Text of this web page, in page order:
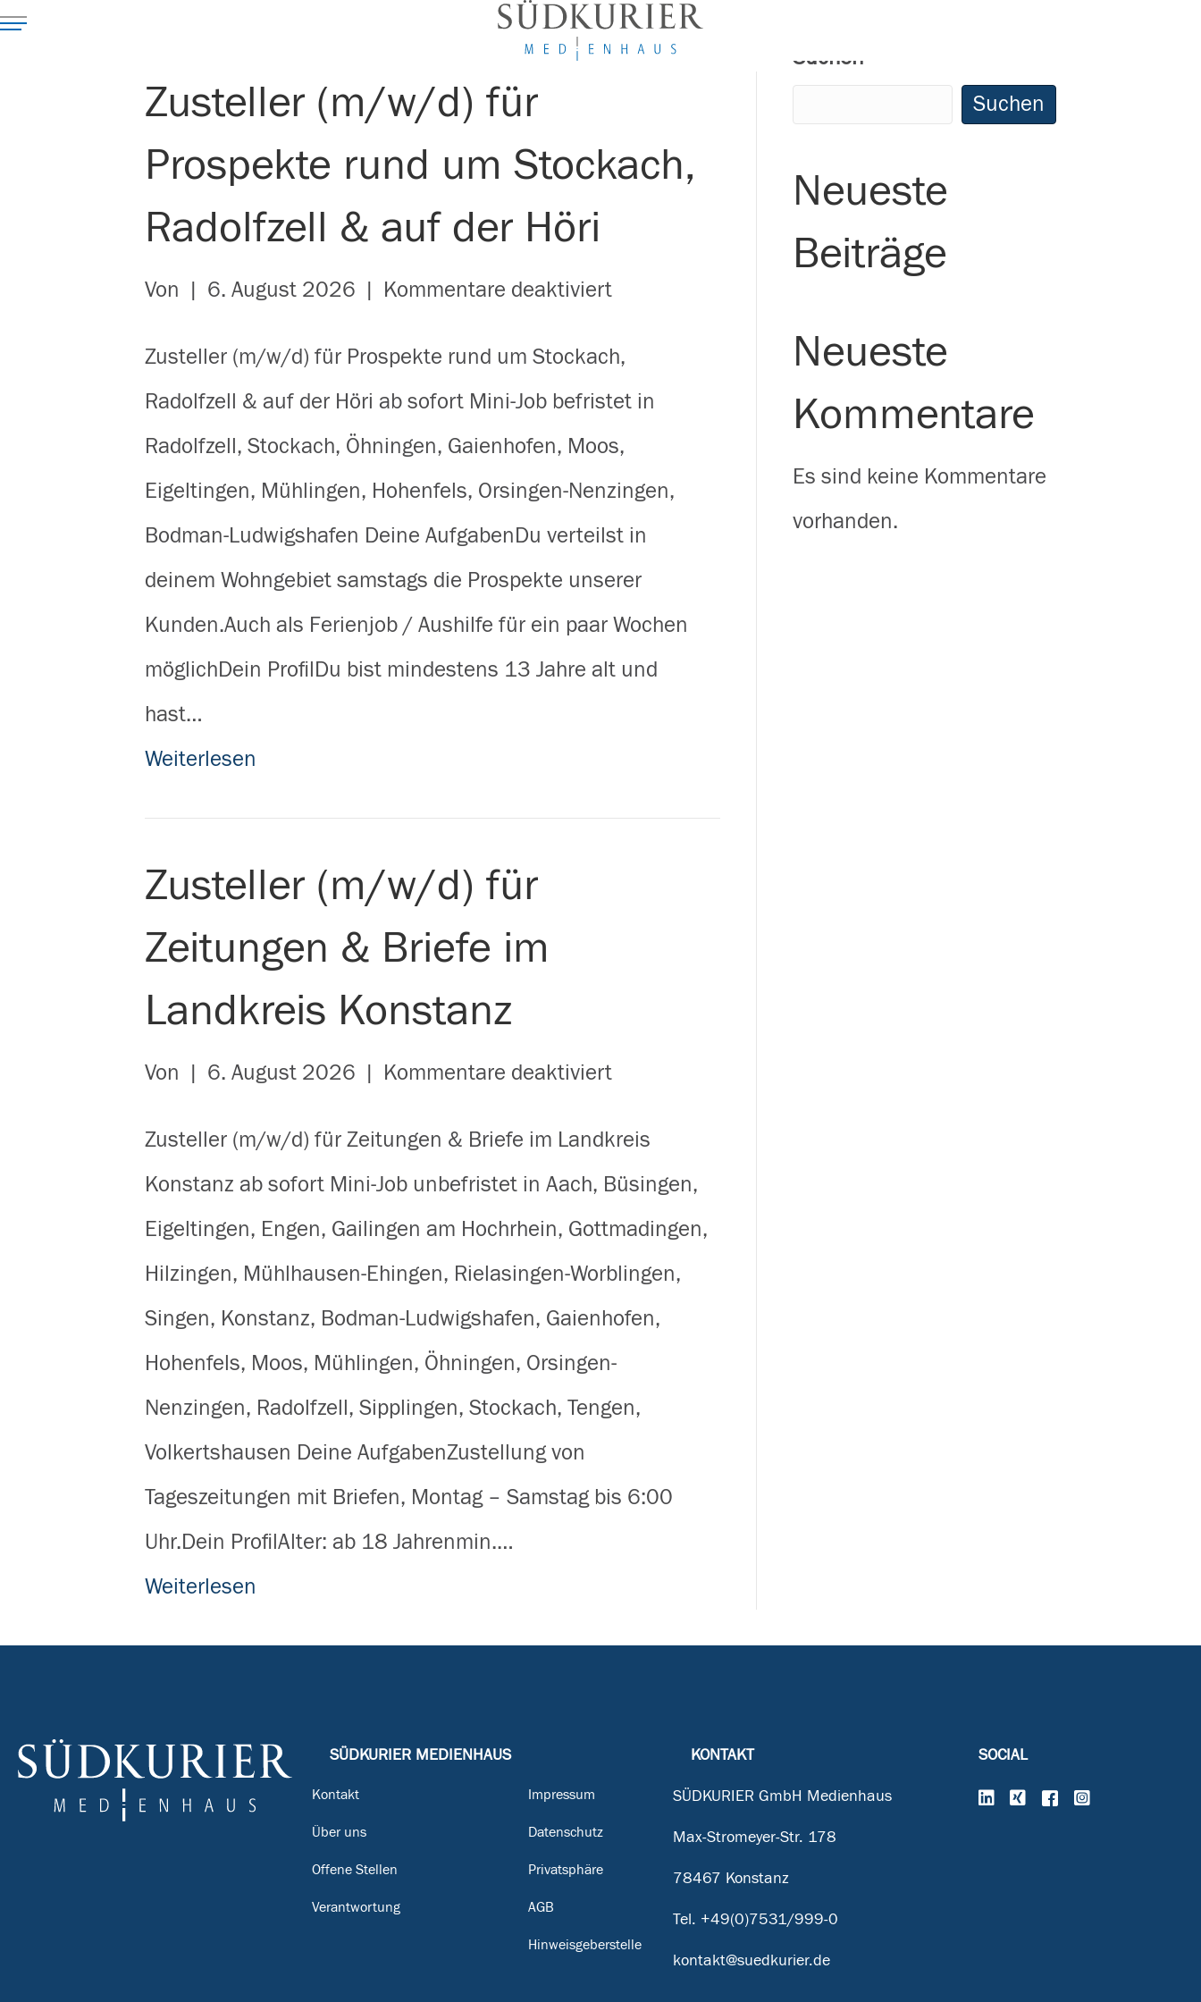
Zusteller (m/w/d) für
Prospekte rund um Stockach,
Radolfzell & auf der Höri
Von | 6. August 2026 | Kommentare deaktiviertfür
Höri
Zusteller (m/w/d) für Prospekte rund um Stockach,
Radolfzell & auf der Höri ab sofort Mini-Job befristet in
Radolfzell, Stockach, Öhningen, Gaienhofen, Moos,
Eigeltingen, Mühlingen, Hohenfels, Orsingen-Nenzingen,
Bodman-Ludwigshafen Deine AufgabenDu verteilst in
deinem Wohngebiet samstags die Prospekte unserer
Kunden.Auch als Ferienjob / Aushilfe für ein paar Wochen
möglichDein ProfilDu bist mindestens 13 Jahre alt und
hast…
Weiterlesen
Zusteller (m/w/d) für
Zeitungen & Briefe im
Landkreis Konstanz
Von | 6. August 2026 | Kommentare deaktiviertfür
Zusteller (m/w/d) für Zeitungen & Briefe im Landkreis
Konstanz ab sofort Mini-Job unbefristet in Aach, Büsingen,
Eigeltingen, Engen, Gailingen am Hochrhein, Gottmadingen,
Hilzingen, Mühlhausen-Ehingen, Rielasingen-Worblingen,
Singen, Konstanz, Bodman-Ludwigshafen, Gaienhofen,
Hohenfels, Moos, Mühlingen, Öhningen, Orsingen-
Nenzingen, Radolfzell, Sipplingen, Stockach, Tengen,
Volkertshausen Deine AufgabenZustellung von
Tageszeitungen mit Briefen, Montag – Samstag bis 6:00
Uhr.Dein ProfilAlter: ab 18 Jahrenmin.…
Weiterlesen
Suchen
Suchen
Neueste
Beiträge
Neueste
Kommentare
Es sind keine Kommentare
vorhanden.
SÜDKURIER MEDIENHAUS
Kontakt
Über uns
Offene Stellen
Verantwortung
Impressum
Datenschutz
Privatsphäre
AGB
Hinweisgeberstelle
KONTAKT
SÜDKURIER GmbH Medienhaus
Max-Stromeyer-Str. 178
78467 Konstanz
Tel. +49(0)7531/999-0
kontakt@suedkurier.de
SOCIAL